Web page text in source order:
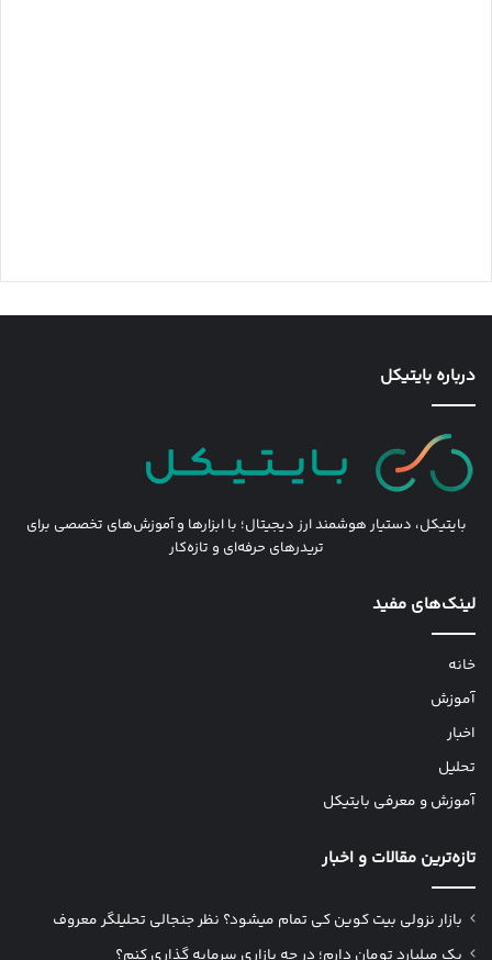
درباره بایتیکل
بایتیکل، دستیار هوشمند ارز دیجیتال؛ با ابزارها و آموزش‌های تخصصی برای
تریدرهای حرفه‌ای و تازه‌کار
لینک‌های مفید
خانه
آموزش
اخبار
تحلیل
آموزش و معرفی بایتیکل
تازه‌ترین مقالات و اخبار
بازار نزولی بیت کوین کی تمام میشود؟ نظر جنجالی تحلیلگر معروف